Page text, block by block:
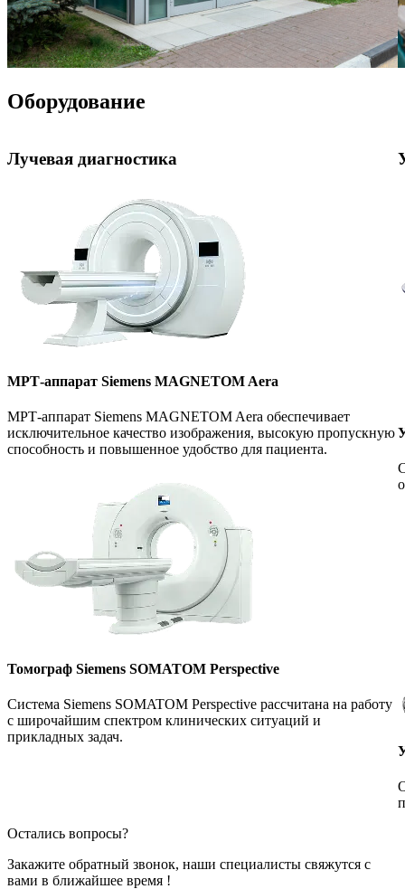
Оборудование
Лучевая диагностика
МРТ-аппарат Siemens MAGNETOM Aera
МРТ-аппарат Siemens MAGNETOM Aera обеспечивает
исключительное качество изображения, высокую пропускную
способность и повышенное удобство для пациента.
Томограф Siemens SOMATOM Perspective
Система Siemens SOMATOM Perspective рассчитана на работу
с широчайшим спектром клинических ситуаций и
прикладных задач.
Остались вопросы?
Закажите обратный звонок, наши специалисты свяжутся с
вами в ближайшее время !